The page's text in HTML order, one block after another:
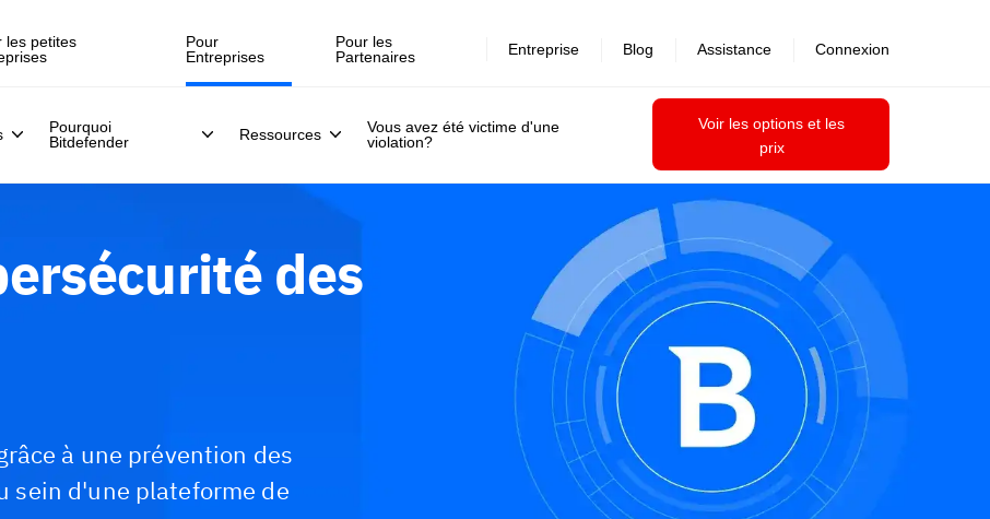
les petites
Pour
Entreprises
Pourquoi
Bitdefender
Ressources
Vous avez été victime d'une
violation?
Voir les options et les
prix
Pour les
Partenaires
Entreprise Blog Assistance Connexion
des
à une prévention des
sein d'une plateforme de